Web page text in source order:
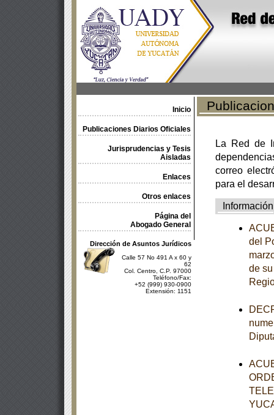
Inicio
Publicaciones Diarios Oficiales
Jurisprudencias y Tesis
Aisladas
Enlaces
Otros enlaces
Página del
Abogado General
Dirección de Asuntos Jurídicos
Calle 57 No 491 A x 60 y
62
Col. Centro, C.P. 97000
Teléfono/Fax:
+52 (999) 930-0900
Extensión: 1151
La Red de
correo
para el
Información
del
de